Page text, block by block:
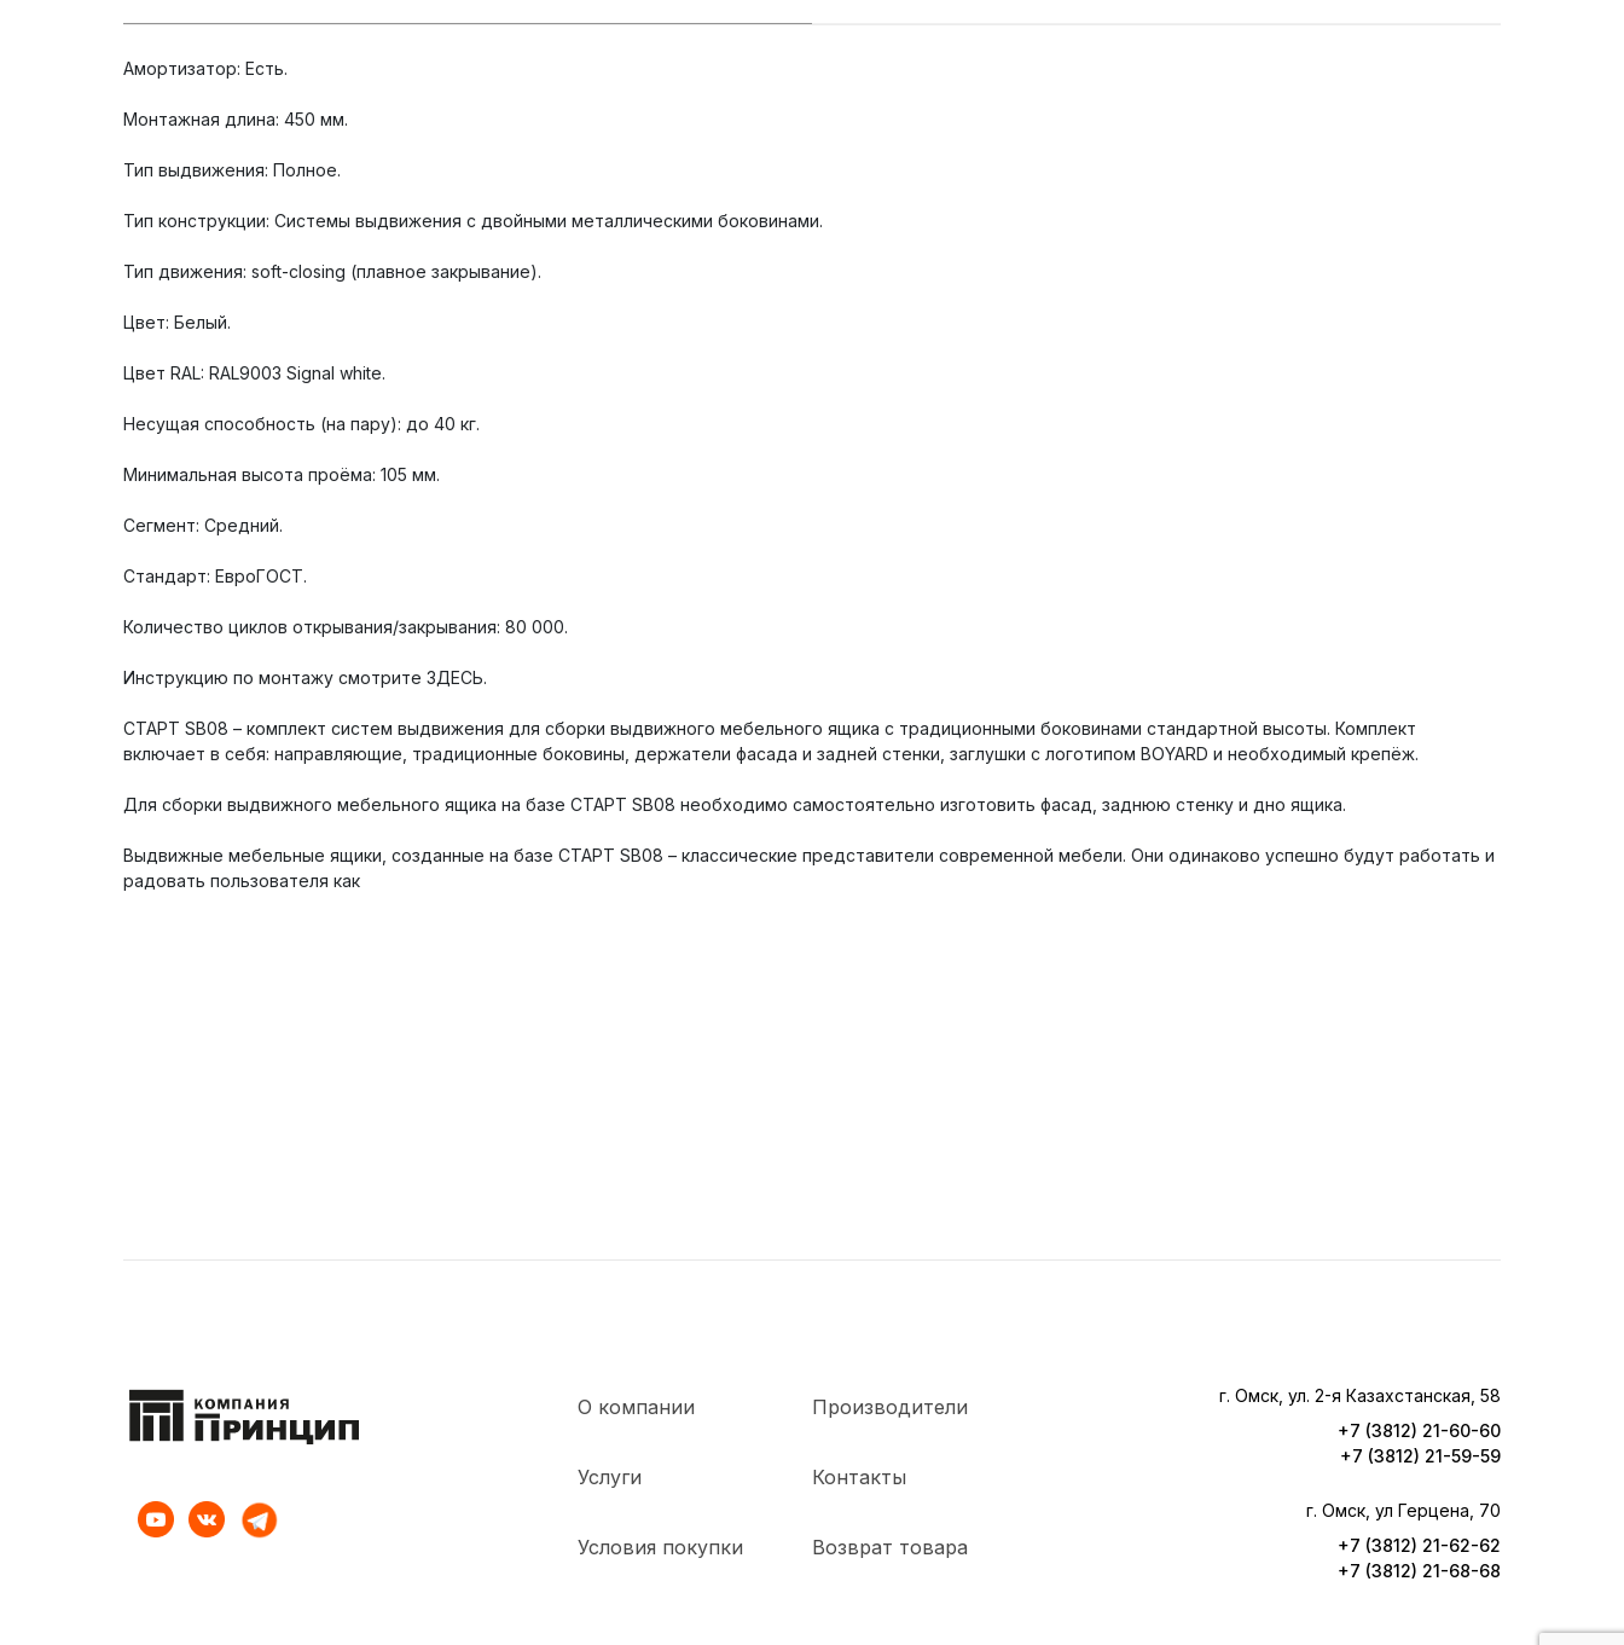
Амортизатор: Есть.
Монтажная длина: 450 мм.
Тип выдвижения: Полное.
Тип конструкции: Системы выдвижения с двойными металлическими боковинами.
Тип движения: soft-closing (плавное закрывание).
Цвет: Белый.
Цвет RAL: RAL9003 Signal white.
Несущая способность (на пару): до 40 кг.
Минимальная высота проёма: 105 мм.
Сегмент: Средний.
Стандарт: ЕвроГОСТ.
Количество циклов открывания/закрывания: 80 000.
Инструкцию по монтажу смотрите ЗДЕСЬ.
СТАРТ SB08 – комплект систем выдвижения для сборки выдвижного мебельного ящика с традиционными боковинами стандартной высоты. Комплект
включает в себя: направляющие, традиционные боковины, держатели фасада и задней стенки, заглушки с логотипом BOYARD и необходимый крепёж.
Для сборки выдвижного мебельного ящика на базе СТАРТ SB08 необходимо самостоятельно изготовить фасад, заднюю стенку и дно ящика.
Выдвижные мебельные ящики, созданные на базе СТАРТ SB08 – классические представители современной мебели. Они одинаково успешно будут работать и
радовать пользователя как
О компании
Услуги
Условия покупки
Производители
Контакты
Возврат товара
г. Омск, ул. 2-я Казахстанская, 58
+7 (3812) 21-60-60
+7 (3812) 21-59-59
г. Омск, ул Герцена, 70
+7 (3812) 21-62-62
+7 (3812) 21-68-68